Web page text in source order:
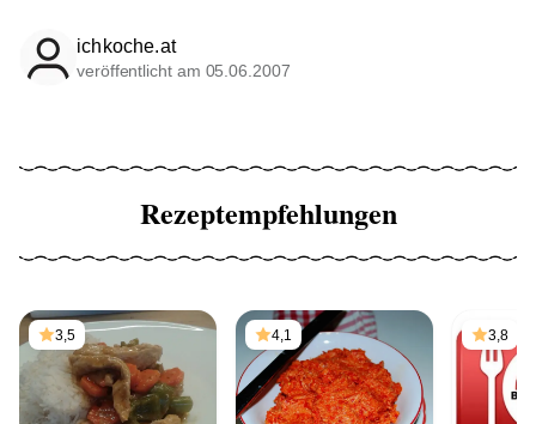
ichkoche.at
veröffentlicht am 05.06.2007
Rezeptempfehlungen
3,5 4,1 3,8